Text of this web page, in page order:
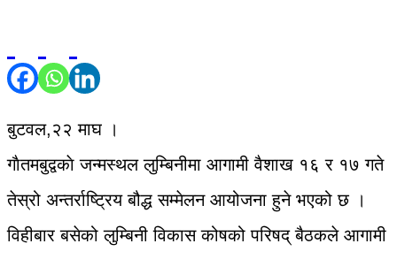
बुटवल,२२ माघ ।
गाैतमबुद्वकाे जन्मस्थल लुम्बिनीमा आगामी वैशाख १६ र १७ गते
तेस्रो अन्तर्राष्ट्रिय बौद्ध सम्मेलन आयोजना हुने भएको छ ।
विहीबार बसेको लुम्बिनी विकास कोषको परिषद् बैठकले आगामी